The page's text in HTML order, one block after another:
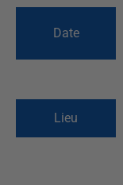
Date
Lieu